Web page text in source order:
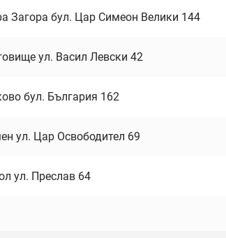
Загора бул. Цар Симеон Велики 144
ул. Васил Левски 42
бул. България 162
ул. Цар Освободител 69
ул. Преслав 64